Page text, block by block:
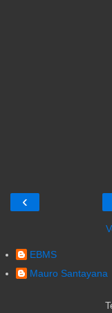
‹
EBMS
Mauro Santayana